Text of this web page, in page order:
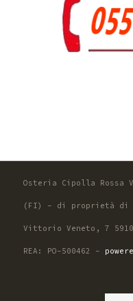
Osteria Cipolla
(FI) - di proprietà di
Vittorio Veneto, 7 59100
REA: PO-500462 -